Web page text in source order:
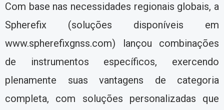
Com base nas necessidades regionais globais, a
Spherefix (soluções disponíveis em
www.spherefixgnss.com) lançou combinações
de instrumentos específicos, exercendo
plenamente suas vantagens de categoria
completa, com soluções personalizadas que